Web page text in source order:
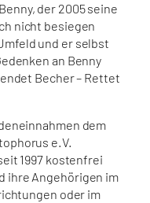
der 2005 seine
nicht besiegen
und er selbst
an Benny
Becher – Rettet
dem
e.V.
1997 kostenfrei
ihre Angehörigen im
oder im